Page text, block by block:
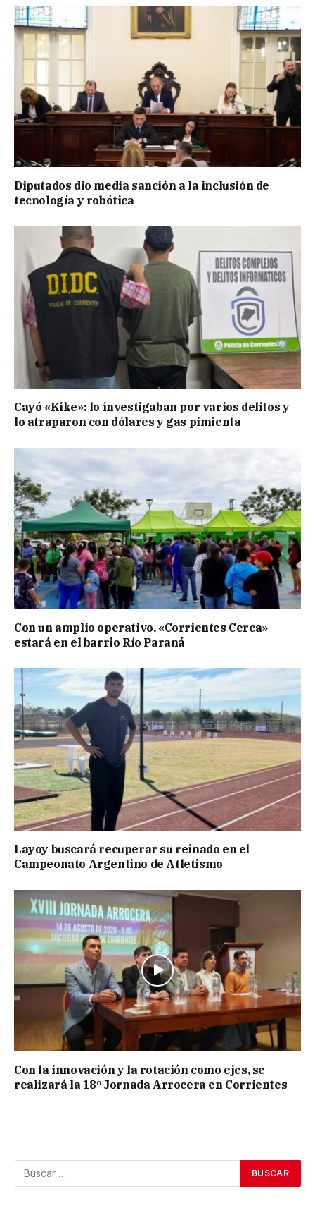
Diputados dio media sanción a la inclusión de
tecnología y robótica
Cayó «Kike»: lo investigaban por varios delitos y
lo atraparon con dólares y gas pimienta
Con un amplio operativo, «Corrientes Cerca»
estará en el barrio Río Paraná
Layoy buscará recuperar su reinado en el
Campeonato Argentino de Atletismo
Con la innovación y la rotación como ejes, se
realizará la 18º Jornada Arrocera en Corrientes